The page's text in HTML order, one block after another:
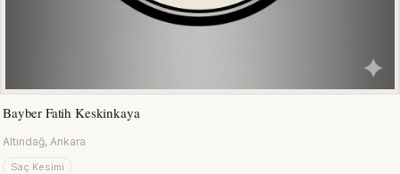
Bayber Fatih Keskinkaya
Altındağ, Ankara
Saç Kesimi